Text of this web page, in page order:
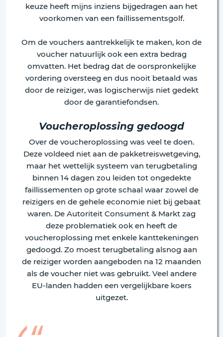
keuze heeft mijns inziens bijgedragen aan het
voorkomen van een faillissementsgolf.
Om de vouchers aantrekkelijk te maken, kon de
voucher natuurlijk ook een extra bedrag
omvatten. Het bedrag dat de oorspronkelijke
vordering oversteeg en dus nooit betaald was
door de reiziger, was logischerwijs niet gedekt
door de garantiefondsen.
Voucheroplossing gedoogd
Over de voucheroplossing was veel te doen.
Deze voldeed niet aan de pakketreiswetgeving,
maar het wettelijk systeem van terugbetaling
binnen 14 dagen zou leiden tot ongedekte
faillissementen op grote schaal waar zowel de
reizigers en de gehele economie niet bij gebaat
waren. De Autoriteit Consument & Markt zag
deze problematiek ook en heeft de
voucheroplossing met enkele kanttekeningen
gedoogd. Zo moest terugbetaling alsnog aan
de reiziger worden aangeboden na 12 maanden
als de voucher niet was gebruikt. Veel andere
EU-landen hadden een vergelijkbare koers
uitgezet.